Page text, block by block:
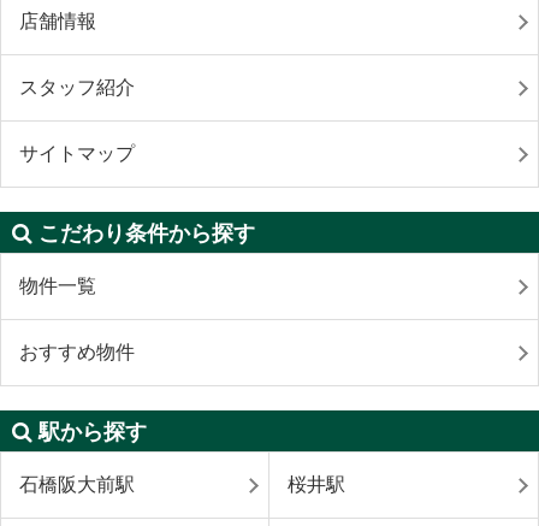
店舗情報
スタッフ紹介
サイトマップ
こだわり条件から探す
物件一覧
おすすめ物件
駅から探す
石橋阪大前駅 桜井駅